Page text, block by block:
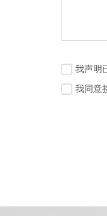
我声明
我同意